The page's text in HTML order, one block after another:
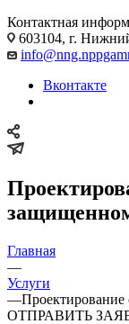
Контактная
603104, г.
Вконтакте
Главная
—
Услуги
—
ОТПРАВИТЬ